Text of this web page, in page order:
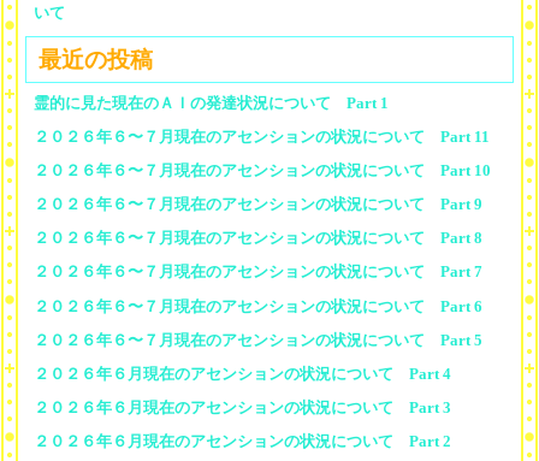
いて
最近の投稿
霊的に見た現在のＡＩの発達状況について Part 1
２０２６年６〜７月現在のアセンションの状況について Part 11
２０２６年６〜７月現在のアセンションの状況について Part 10
２０２６年６〜７月現在のアセンションの状況について Part 9
２０２６年６〜７月現在のアセンションの状況について Part 8
２０２６年６〜７月現在のアセンションの状況について Part 7
２０２６年６〜７月現在のアセンションの状況について Part 6
２０２６年６〜７月現在のアセンションの状況について Part 5
２０２６年６月現在のアセンションの状況について Part 4
２０２６年６月現在のアセンションの状況について Part 3
２０２６年６月現在のアセンションの状況について Part 2